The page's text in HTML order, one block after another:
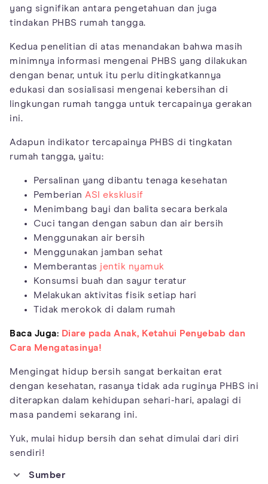
yang signifikan antara pengetahuan dan juga
tindakan PHBS rumah tangga.
Kedua penelitian di atas menandakan bahwa masih
minimnya informasi mengenai PHBS yang dilakukan
dengan benar, untuk itu perlu ditingkatkannya
edukasi dan sosialisasi mengenai kebersihan di
lingkungan rumah tangga untuk tercapainya gerakan
ini.
Adapun indikator tercapainya PHBS di tingkatan
rumah tangga, yaitu:
Persalinan yang dibantu tenaga kesehatan
Pemberian ASI eksklusif
Menimbang bayi dan balita secara berkala
Cuci tangan dengan sabun dan air bersih
Menggunakan air bersih
Menggunakan jamban sehat
Memberantas jentik nyamuk
Konsumsi buah dan sayur teratur
Melakukan aktivitas fisik setiap hari
Tidak merokok di dalam rumah
Baca Juga: Diare pada Anak, Ketahui Penyebab dan
Cara Mengatasinya!
Mengingat hidup bersih sangat berkaitan erat
dengan kesehatan, rasanya tidak ada ruginya PHBS ini
diterapkan dalam kehidupan sehari-hari, apalagi di
masa pandemi sekarang ini.
Yuk, mulai hidup bersih dan sehat dimulai dari diri
sendiri!
Sumber